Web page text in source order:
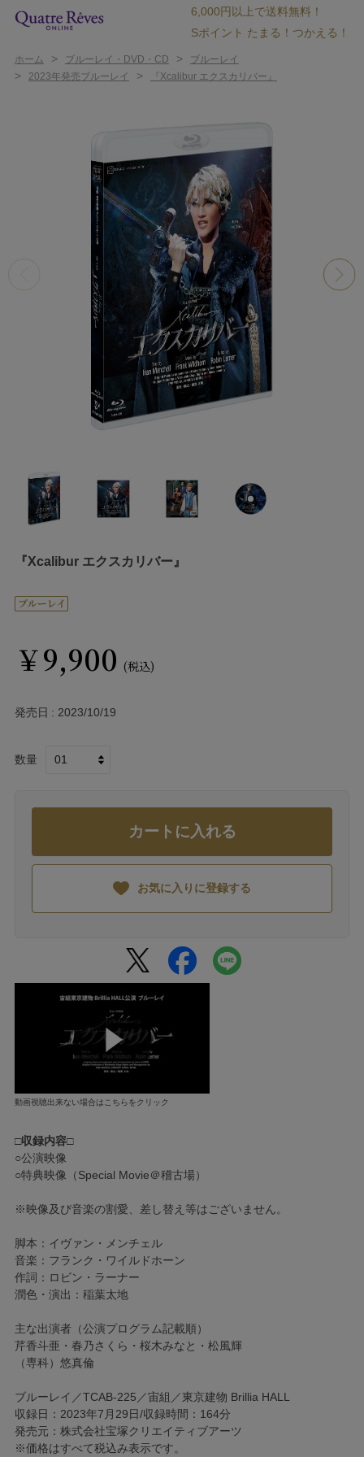
6,000円以上で送料無料！
Sポイント たまる！つかえる！
ホーム > ブルーレイ・DVD・CD > ブルーレイ
> 2023年発売ブルーレイ > 『Xcalibur エクスカリバー』
『Xcalibur エクスカリバー』
￥9,900 (税込)
発売日 2023/10/19
数量
カートに入れる
お気に入りに登録する
動画視聴出来ない場合はこちらをクリック
□収録内容□
○公演映像
○特典映像（Special Movie＠稽古場）
※映像及び音楽の割愛、差し替え等はございません。
脚本：イヴァン・メンチェル
音楽：フランク・ワイルドホーン
作詞：ロビン・ラーナー
潤色・演出：稲葉太地
主な出演者（公演プログラム記載順）
芹香斗亜・春乃さくら・桜木みなと・松風輝
（専科）悠真倫
ブルーレイ／TCAB-225／宙組／東京建物 Brillia HALL
収録日：2023年7月29日/収録時間：164分
発売元：株式会社宝塚クリエイティブアーツ
※価格はすべて税込み表示です。